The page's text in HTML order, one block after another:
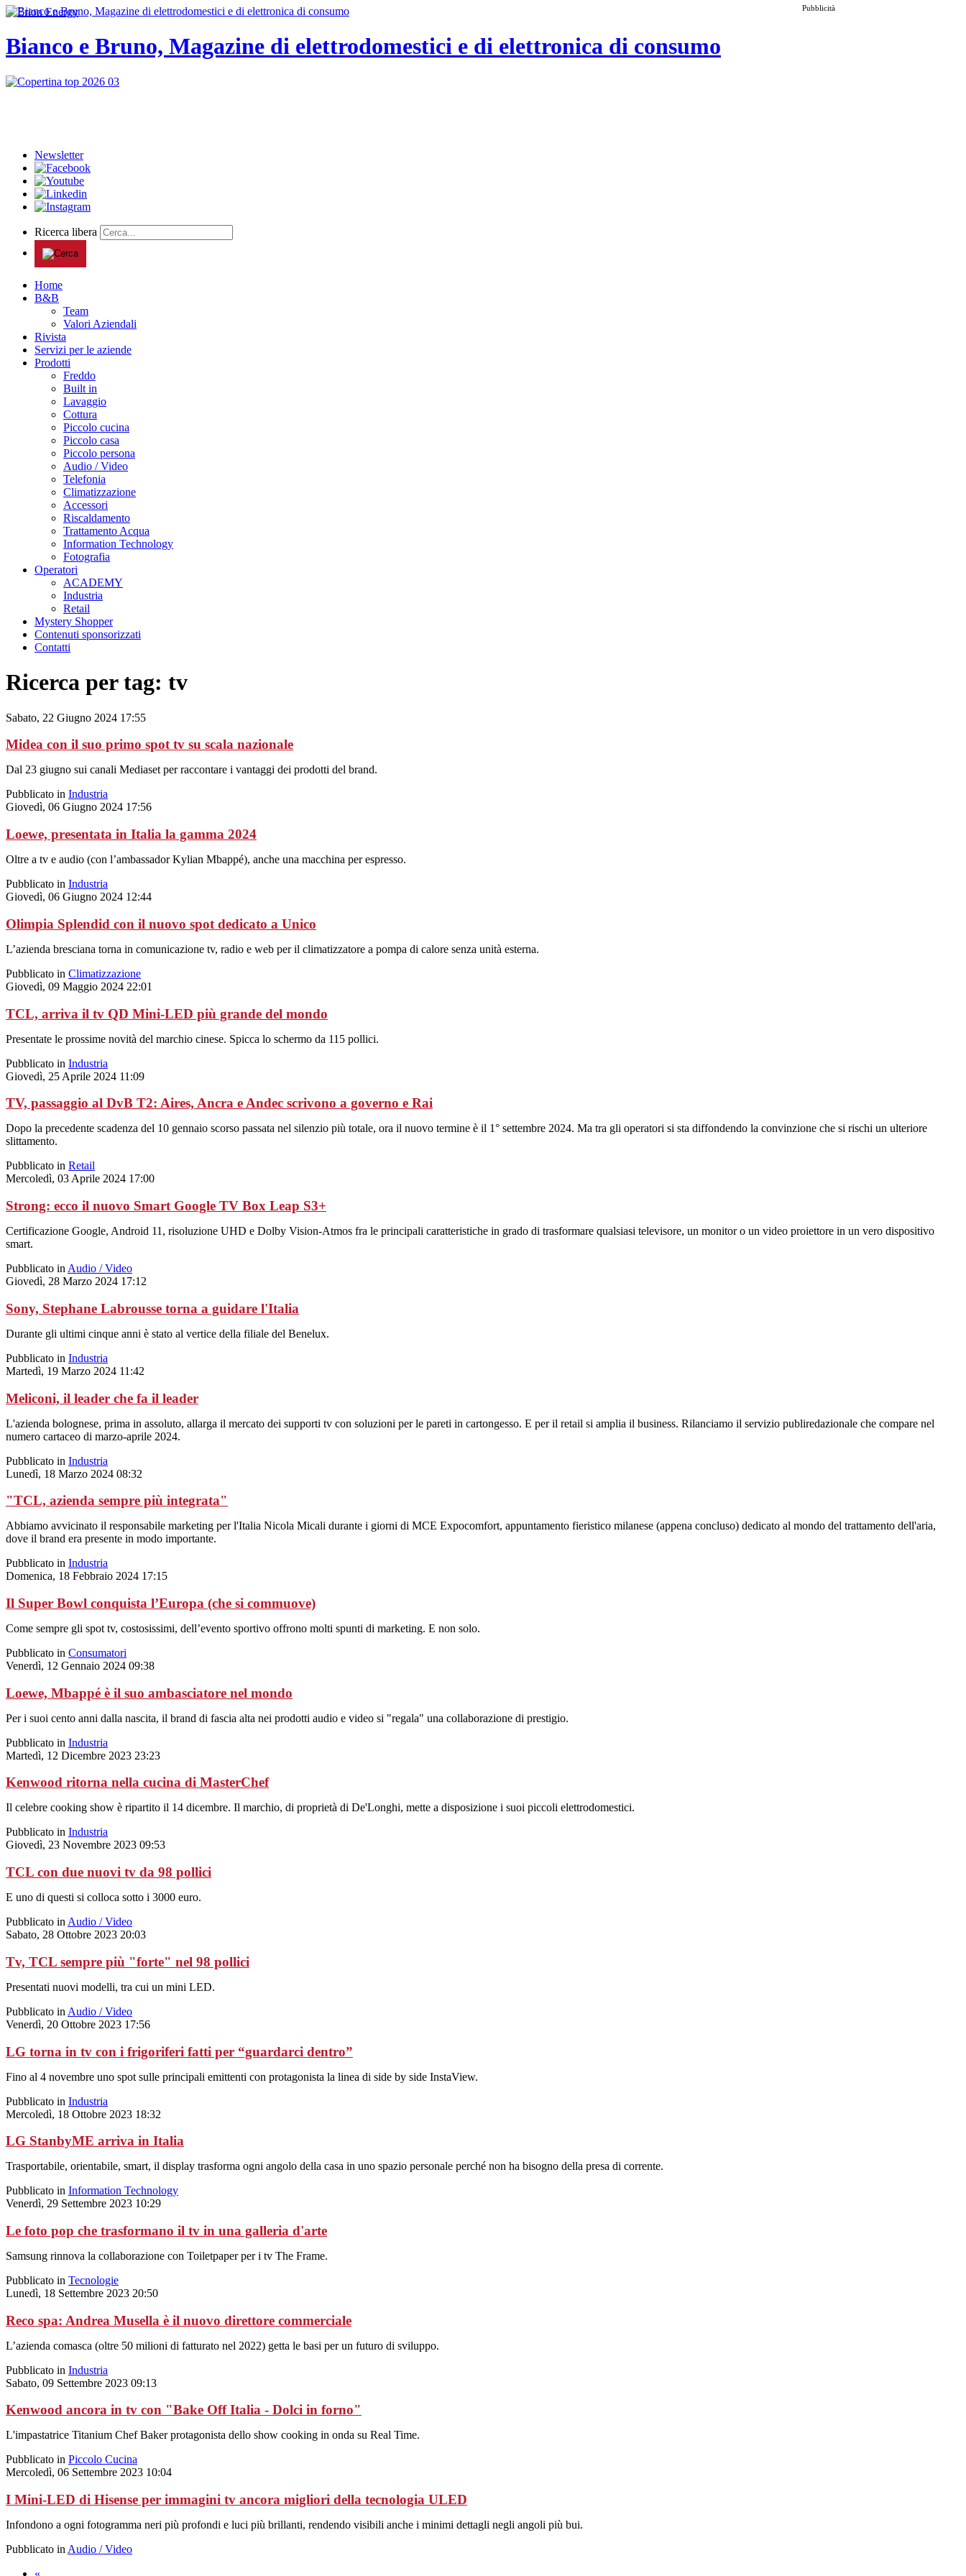
Pubblicità
Bianco e Bruno, Magazine di elettrodomestici e di elettronica di consumo
Newsletter
Ricerca libera
Home
B&B
Team
Valori Aziendali
Rivista
Servizi per le aziende
Prodotti
Freddo
Built in
Lavaggio
Cottura
Piccolo cucina
Piccolo casa
Piccolo persona
Audio / Video
Telefonia
Climatizzazione
Accessori
Riscaldamento
Trattamento Acqua
Information Technology
Fotografia
Operatori
ACADEMY
Industria
Retail
Mystery Shopper
Contenuti sponsorizzati
Contatti
Ricerca per tag: tv
Sabato, 22 Giugno 2024 17:55
Midea con il suo primo spot tv su scala nazionale
Dal 23 giugno sui canali Mediaset per raccontare i vantaggi dei prodotti del brand.
Pubblicato in Industria
Giovedì, 06 Giugno 2024 17:56
Loewe, presentata in Italia la gamma 2024
Oltre a tv e audio (con l’ambassador Kylian Mbappé), anche una macchina per espresso.
Pubblicato in Industria
Giovedì, 06 Giugno 2024 12:44
Olimpia Splendid con il nuovo spot dedicato a Unico
L’azienda bresciana torna in comunicazione tv, radio e web per il climatizzatore a pompa di calore senza unità esterna.
Pubblicato in Climatizzazione
Giovedì, 09 Maggio 2024 22:01
TCL, arriva il tv QD Mini-LED più grande del mondo
Presentate le prossime novità del marchio cinese. Spicca lo schermo da 115 pollici.
Pubblicato in Industria
Giovedì, 25 Aprile 2024 11:09
TV, passaggio al DvB T2: Aires, Ancra e Andec scrivono a governo e Rai
Dopo la precedente scadenza del 10 gennaio scorso passata nel silenzio più totale, ora il nuovo termine è il 1° settembre 2024. Ma tra gli operatori si sta diffondendo la convinzione che si rischi un ulteriore
slittamento.
Pubblicato in Retail
Mercoledì, 03 Aprile 2024 17:00
Strong: ecco il nuovo Smart Google TV Box Leap S3+
Certificazione Google, Android 11, risoluzione UHD e Dolby Vision-Atmos fra le principali caratteristiche in grado di trasformare qualsiasi televisore, un monitor o un video proiettore in un vero dispositivo
smart.
Pubblicato in Audio / Video
Giovedì, 28 Marzo 2024 17:12
Sony, Stephane Labrousse torna a guidare l'Italia
Durante gli ultimi cinque anni è stato al vertice della filiale del Benelux.
Pubblicato in Industria
Martedì, 19 Marzo 2024 11:42
Meliconi, il leader che fa il leader
L'azienda bolognese, prima in assoluto, allarga il mercato dei supporti tv con soluzioni per le pareti in cartongesso. E per il retail si amplia il business. Rilanciamo il servizio publiredazionale che compare nel
numero cartaceo di marzo-aprile 2024.
Pubblicato in Industria
Lunedì, 18 Marzo 2024 08:32
"TCL, azienda sempre più integrata"
Abbiamo avvicinato il responsabile marketing per l'Italia Nicola Micali durante i giorni di MCE Expocomfort, appuntamento fieristico milanese (appena concluso) dedicato al mondo del trattamento dell'aria,
dove il brand era presente in modo importante.
Pubblicato in Industria
Domenica, 18 Febbraio 2024 17:15
Il Super Bowl conquista l’Europa (che si commuove)
Come sempre gli spot tv, costosissimi, dell’evento sportivo offrono molti spunti di marketing. E non solo.
Pubblicato in Consumatori
Venerdì, 12 Gennaio 2024 09:38
Loewe, Mbappé è il suo ambasciatore nel mondo
Per i suoi cento anni dalla nascita, il brand di fascia alta nei prodotti audio e video si "regala" una collaborazione di prestigio.
Pubblicato in Industria
Martedì, 12 Dicembre 2023 23:23
Kenwood ritorna nella cucina di MasterChef
Il celebre cooking show è ripartito il 14 dicembre. Il marchio, di proprietà di De'Longhi, mette a disposizione i suoi piccoli elettrodomestici.
Pubblicato in Industria
Giovedì, 23 Novembre 2023 09:53
TCL con due nuovi tv da 98 pollici
E uno di questi si colloca sotto i 3000 euro.
Pubblicato in Audio / Video
Sabato, 28 Ottobre 2023 20:03
Tv, TCL sempre più "forte" nel 98 pollici
Presentati nuovi modelli, tra cui un mini LED.
Pubblicato in Audio / Video
Venerdì, 20 Ottobre 2023 17:56
LG torna in tv con i frigoriferi fatti per “guardarci dentro”
Fino al 4 novembre uno spot sulle principali emittenti con protagonista la linea di side by side InstaView.
Pubblicato in Industria
Mercoledì, 18 Ottobre 2023 18:32
LG StanbyME arriva in Italia
Trasportabile, orientabile, smart, il display trasforma ogni angolo della casa in uno spazio personale perché non ha bisogno della presa di corrente.
Pubblicato in Information Technology
Venerdì, 29 Settembre 2023 10:29
Le foto pop che trasformano il tv in una galleria d'arte
Samsung rinnova la collaborazione con Toiletpaper per i tv The Frame.
Pubblicato in Tecnologie
Lunedì, 18 Settembre 2023 20:50
Reco spa: Andrea Musella è il nuovo direttore commerciale
L’azienda comasca (oltre 50 milioni di fatturato nel 2022) getta le basi per un futuro di sviluppo.
Pubblicato in Industria
Sabato, 09 Settembre 2023 09:13
Kenwood ancora in tv con "Bake Off Italia - Dolci in forno"
L'impastatrice Titanium Chef Baker protagonista dello show cooking in onda su Real Time.
Pubblicato in Piccolo Cucina
Mercoledì, 06 Settembre 2023 10:04
I Mini-LED di Hisense per immagini tv ancora migliori della tecnologia ULED
Infondono a ogni fotogramma neri più profondi e luci più brillanti, rendendo visibili anche i minimi dettagli negli angoli più bui.
Pubblicato in Audio / Video